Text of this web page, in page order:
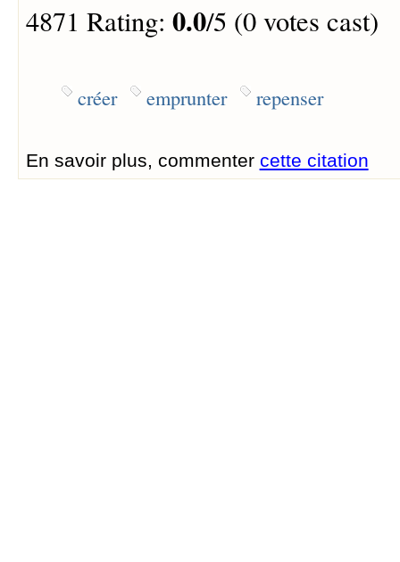
4871 Rating: 0.0/5 (0 votes cast)
créer emprunter repenser
En savoir plus, commenter cette citation